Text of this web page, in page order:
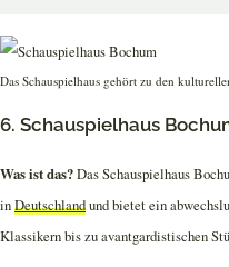
Das Schauspielhaus gehört zu den
6. Schauspielhaus
Was ist das?Das Schauspielhaus
inDeutschlandund bietet ein
Klassikern bis zu avantgardistischen